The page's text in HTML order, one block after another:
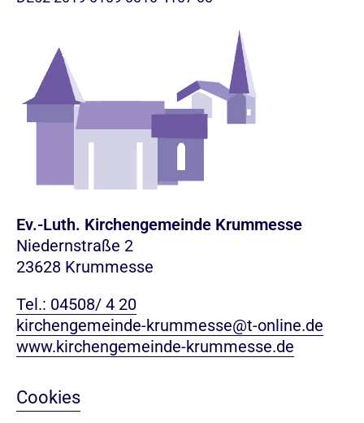
Ev.-Luth. Kirchengemeinde Krummesse
Niedernstraße 2
23628 Krummesse
Tel.: 04508/ 4 20
kirchengemeinde-krummesse@t-online.de
www.kirchengemeinde-krummesse.de
Cookies